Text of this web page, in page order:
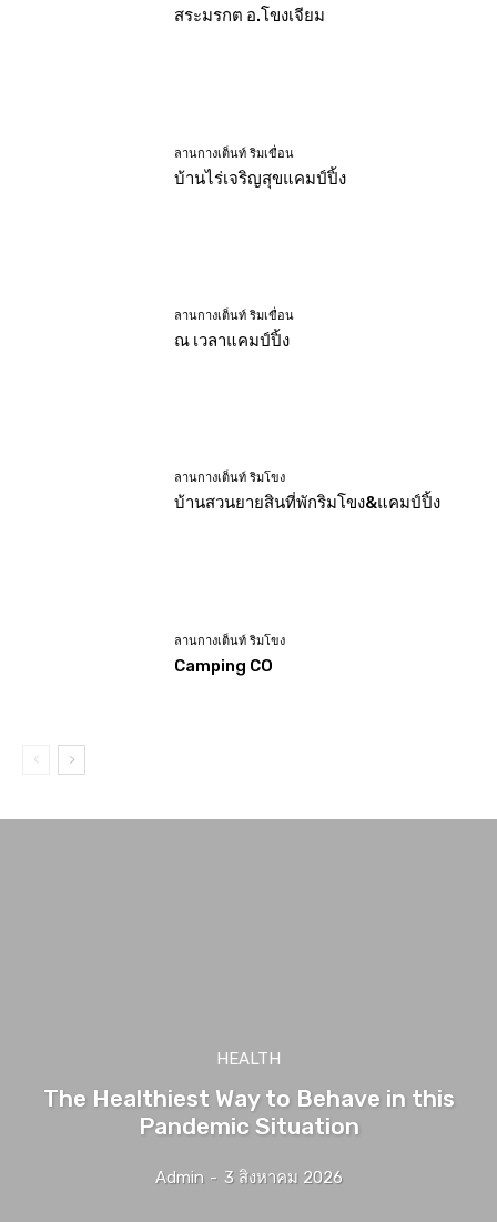
สระมรกต อ.โขงเจียม
ลานกางเต็นท์ ริมเขื่อน
บ้านไร่เจริญสุขแคมป์ปิ้ง
ลานกางเต็นท์ ริมเขื่อน
ณ เวลาแคมป์ปิ้ง
ลานกางเต็นท์ ริมโขง
บ้านสวนยายสินที่พักริมโขง&แคมป์ปิ้ง
ลานกางเต็นท์ ริมโขง
Camping CO
HEALTH
The Healthiest Way to Behave in this
Pandemic Situation
Admin - 3 สิงหาคม 2026